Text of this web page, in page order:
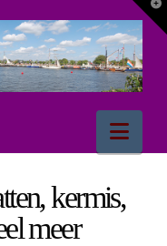
kermis,
meer